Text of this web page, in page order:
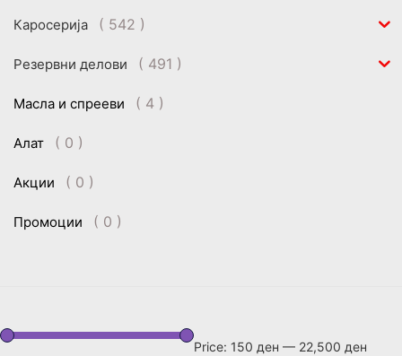
Каросерија ( 542 )
Резервни делови ( 491 )
Масла и спрееви ( 4 )
Алат ( 0 )
Акции ( 0 )
Промоции ( 0 )
Price: 150 ден — 22,500 ден